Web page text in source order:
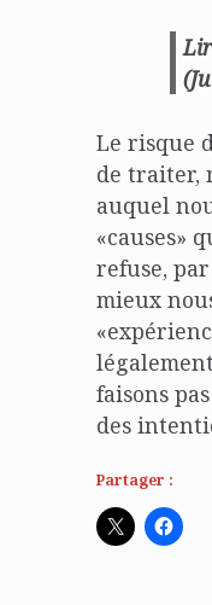
Le risque
de traiter,
auquel
«causes»
refuse,
mieux
faisons
des
Partager :